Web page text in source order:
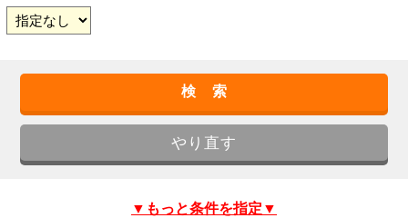
▼もっと条件を指定▼